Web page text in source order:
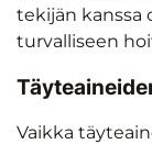
tekijän kanssa
turvalliseen
Vaikka